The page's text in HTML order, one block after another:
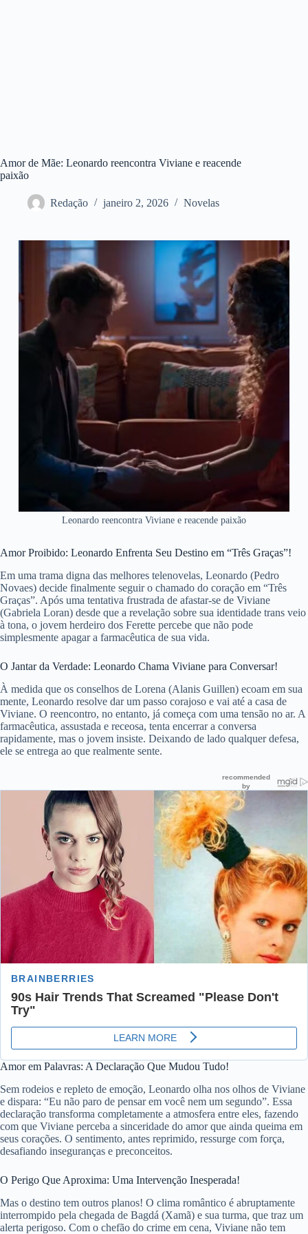
Amor de Mãe: Leonardo reencontra Viviane e reacende
paixão
Redação janeiro 2, 2026 Novelas
Leonardo reencontra Viviane e reacende paixão
Amor Proibido: Leonardo Enfrenta Seu Destino em “Três Graças”!
Em uma trama digna das melhores telenovelas, Leonardo (Pedro
Novaes) decide finalmente seguir o chamado do coração em “Três
Graças”. Após uma tentativa frustrada de afastar-se de Viviane
(Gabriela Loran) desde que a revelação sobre sua identidade trans veio
à tona, o jovem herdeiro dos Ferette percebe que não pode
simplesmente apagar a farmacêutica de sua vida.
O Jantar da Verdade: Leonardo Chama Viviane para Conversar!
À medida que os conselhos de Lorena (Alanis Guillen) ecoam em sua
mente, Leonardo resolve dar um passo corajoso e vai até a casa de
Viviane. O reencontro, no entanto, já começa com uma tensão no ar. A
farmacêutica, assustada e receosa, tenta encerrar a conversa
rapidamente, mas o jovem insiste. Deixando de lado qualquer defesa,
ele se entrega ao que realmente sente.
Amor em Palavras: A Declaração Que Mudou Tudo!
Sem rodeios e repleto de emoção, Leonardo olha nos olhos de Viviane
e dispara: “Eu não paro de pensar em você nem um segundo”. Essa
declaração transforma completamente a atmosfera entre eles, fazendo
com que Viviane perceba a sinceridade do amor que ainda queima em
seus corações. O sentimento, antes reprimido, ressurge com força,
desafiando inseguranças e preconceitos.
O Perigo Que Aproxima: Uma Intervenção Inesperada!
Mas o destino tem outros planos! O clima romântico é abruptamente
interrompido pela chegada de Bagdá (Xamã) e sua turma, que traz um
alerta perigoso. Com o chefão do crime em cena, Viviane não tem